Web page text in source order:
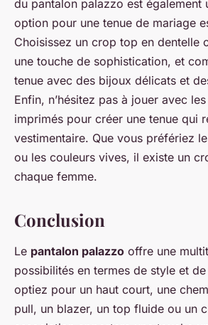
du pantalon palazzo est également
option pour une tenue de mariage
Choisissez un crop top en dentelle
une touche de sophistication, et
tenue avec des bijoux délicats et
Enfin, n’hésitez pas à jouer avec
imprimés pour créer une tenue qui
vestimentaire. Que vous préfériez
ou les couleurs vives, il existe un
chaque femme.
Conclusion
Le pantalon palazzo offre une
possibilités en termes de style et
optiez pour un haut court, une
pull, un blazer, un top fluide ou un